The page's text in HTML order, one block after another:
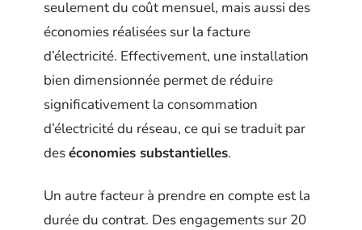
seulement du coût mensuel, mais aussi des
économies réalisées sur la facture
d’électricité. Effectivement, une installation
bien dimensionnée permet de réduire
significativement la consommation
d’électricité du réseau, ce qui se traduit par
deséconomies substantielles.
Un autre facteur à prendre en compte est la
durée du contrat. Des engagements sur 20